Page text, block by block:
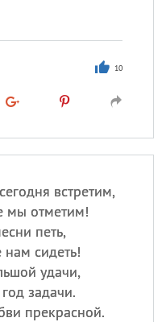
10
встретим,
мы отметим!
петь,
нам сидеть!
удачи,
задачи.
прекрасной.